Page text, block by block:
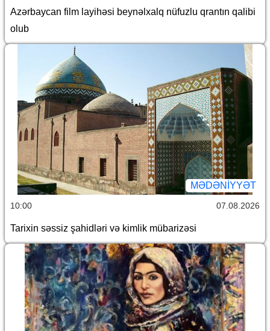
Azərbaycan film layihəsi beynəlxalq nüfuzlu qrantın qalibi
olub
MƏDƏNIYYƏT
10:00 07.08.2026
Tarixin səssiz şahidləri və kimlik mübarizəsi